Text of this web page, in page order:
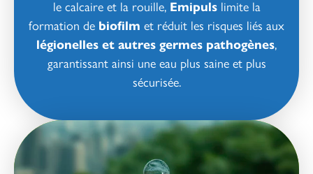
le calcaire et la rouille, Emipulslimite la
formation de biofilm et réduit les risques liés aux
légionelles et autres germes pathogènes,
garantissant ainsi une eau plus saine et plus
sécurisée.